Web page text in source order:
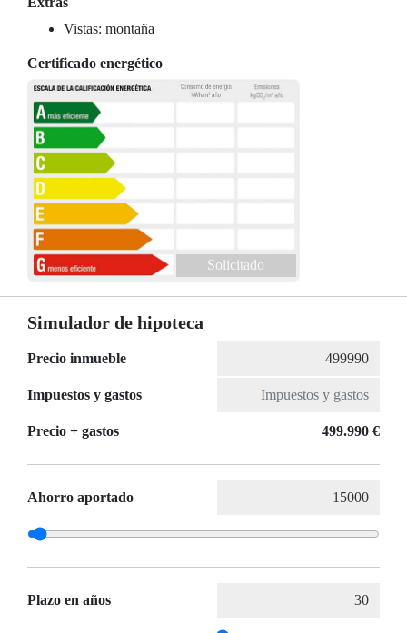
Vistas: montaña
Certificado energético
Solicitado
Simulador de hipoteca
Precio inmueble
Impuestos y gastos
Precio + gastos 499.990 €
Ahorro aportado
Plazo en años